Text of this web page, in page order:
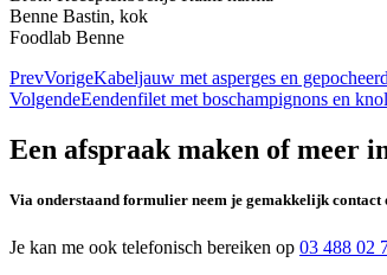
Benne Bastin, kok
Foodlab Benne
PrevVorigeKabeljauw met asperges en
VolgendeEendenfilet met boschampignons en
Een afspraak maken of meer
Via onderstaand formulier neem je gemakkelijk contact
Je kan me ook telefonisch bereiken op 03 488 02